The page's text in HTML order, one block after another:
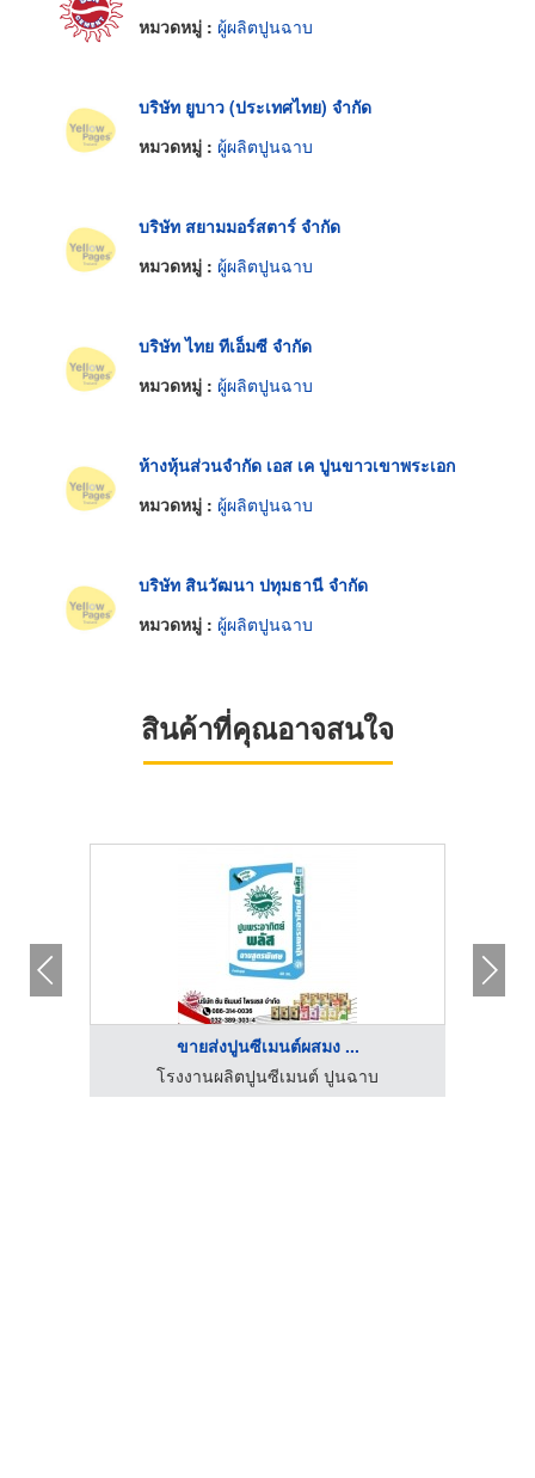
หมวดหมู่ : ผู้ผลิตปูนฉาบ
บริษัท ยูบาว (ประเทศไทย) จำกัด
หมวดหมู่ : ผู้ผลิตปูนฉาบ
บริษัท สยามมอร์สตาร์ จำกัด
หมวดหมู่ : ผู้ผลิตปูนฉาบ
บริษัท ไทย ทีเอ็มซี จำกัด
หมวดหมู่ : ผู้ผลิตปูนฉาบ
ห้างหุ้นส่วนจำกัด เอส เค ปูนขาวเขาพระเอก
หมวดหมู่ : ผู้ผลิตปูนฉาบ
บริษัท สินวัฒนา ปทุมธานี จำกัด
หมวดหมู่ : ผู้ผลิตปูนฉาบ
สินค้าที่คุณอาจสนใจ
ขายส่งปูนซีเมนต์ผสมง ...
โรงงานผลิตปูนซีเมนต์ ปูนฉาบ